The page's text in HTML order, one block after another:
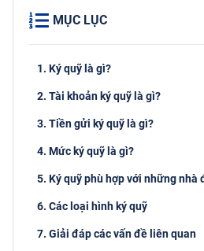
MỤC LỤC
1. Ký quỹ là gì?
2. Tài khoản ký quỹ là gì?
3. Tiền gửi ký quỹ là gì?
4. Mức ký quỹ là gì?
5. Ký quỹ phù hợp với những nhà
6. Các loại hình ký quỹ
7. Giải đáp các vấn đề liên quan